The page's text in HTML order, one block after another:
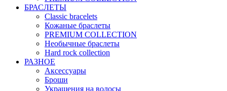
БРАСЛЕТЫ
Classic bracelets
Кожаные браслеты
PREMIUM COLLECTION
Необычные браслеты
Hard rock collection
РАЗНОЕ
Аксессуары
Броши
Украшения на волосы